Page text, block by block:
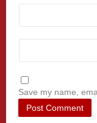
Save my name,